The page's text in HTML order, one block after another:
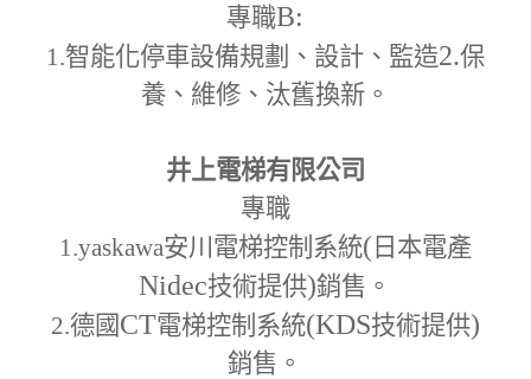
專職B:
1.智能化停車設備規劃、設計、監造2.保
養、維修、汰舊換新。
井上電梯有限公司
專職
1.yaskawa安川電梯控制系統( 日本電產
Nidec技術提供)銷售。
2.德國 CT電梯控制系統(KDS技術提供)
銷售。